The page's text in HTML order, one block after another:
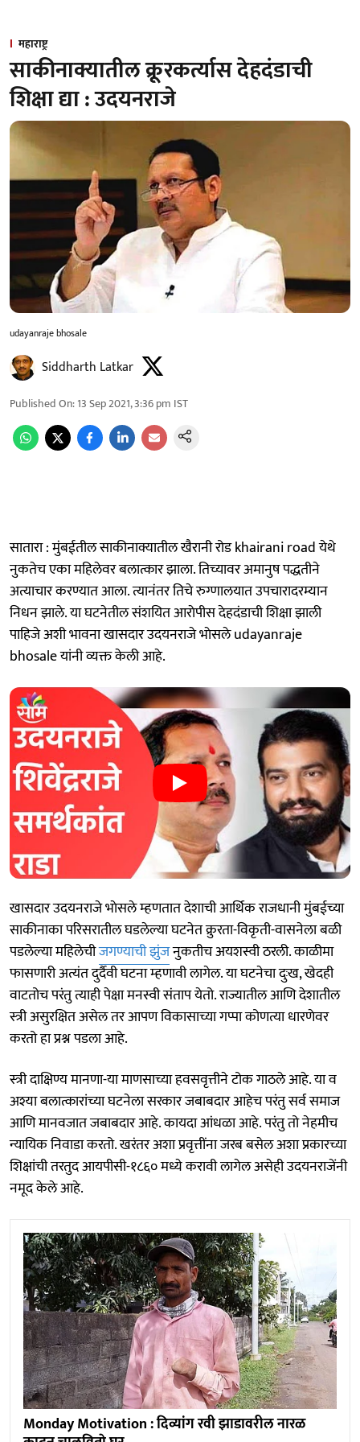
महाराष्ट्र
साकीनाक्यातील क्रूरकर्त्यास देहदंडाची
शिक्षा द्या : उदयनराजे
udayanraje bhosale
Siddharth Latkar
Published On:13 Sep 2021, 3:36 pm IST
सातारा : मुंबईतील साकीनाक्यातील खैरानी रोड khairani road येथे
नुकतेच एका महिलेवर बलात्कार झाला. तिच्यावर अमानुष पद्धतीने
अत्याचार करण्यात आला. त्यानंतर तिचे रुग्णालयात उपचारादरम्यान
निधन झाले. या घटनेतील संशयित आराेपीस देहदंडाची शिक्षा झाली
पाहिजे अशी भावना खासदार उदयनराजे भाेसले udayanraje
bhosale यांनी व्यक्त केली आहे.
खासदार उदयनराजे भाेसले म्हणतात देशाची आर्थिक राजधानी मुंबईच्या
साकीनाका परिसरातील घडलेल्या घटनेत क्रुरता-विकृती-वासनेला बळी
पडलेल्या महिलेचीजगण्याची झुंजनुकतीच अयशस्वी ठरली. काळीमा
फासणारी अत्यंत दुर्दैवी घटना म्हणावी लागेल. या घटनेचा दुःख, खेदही
वाटतोच परंतु त्याही पेक्षा मनस्वी संताप येतो. राज्यातील आणि देशातील
स्त्री असुरक्षित असेल तर आपण विकासाच्या गप्पा कोणत्या धारणेवर
करतो हा प्रश्न पडला आहे.
स्त्री दाक्षिण्य मानणा-या माणसाच्या हवसवृत्तीने टोक गाठले आहे. या व
अश्या बलात्कारांच्या घटनेला सरकार जबाबदार आहेच परंतु सर्व समाज
आणि मानवजात जबाबदार आहे. कायदा आंधळा आहे. परंतु तो नेहमीच
न्यायिक निवाडा करतो. खरंतर अशा प्रवृत्तींना जरब बसेल अशा प्रकारच्या
शिक्षांची तरतुद आयपीसी-१८६० मध्ये करावी लागेल असेही उदयनराजेंनी
नमूद केले आहे.
Monday Motivation : दिव्यांग रवी झाडावरील नारळ